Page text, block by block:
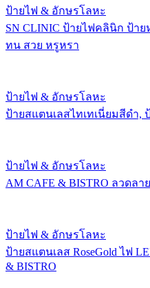
ป้ายไฟ & อักษรโลหะ
SN CLINIC ป้ายไฟคลินิก ป้
ทน สวย หรูหรา
ป้ายไฟ & อักษรโลหะ
ป้ายสแตนเลสไทเทเนี่ยมสีดำ,
ป้ายไฟ & อักษรโลหะ
AM CAFE & BISTRO ลวดลา
ป้ายไฟ & อักษรโลหะ
ป้ายสแตนเลส RoseGold ไฟ
& BISTRO